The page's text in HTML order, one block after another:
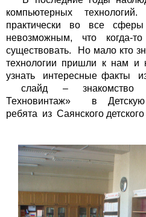
компьютерных
практически во все
невозможным, что
существовать. Но мало кто
технологии пришли к нам и
узнать интересные факты
слайд – знакомство
Техновинтаж» в
ребята из Саянского